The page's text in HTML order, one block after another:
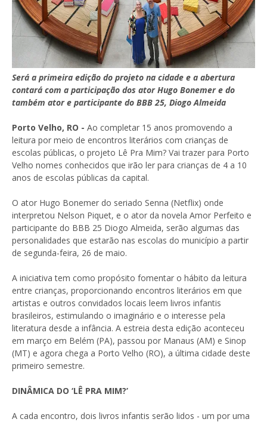
Será a primeira edição do projeto na cidade e a abertura
contará com a participação dos ator Hugo Bonemer e do
também ator e participante do BBB 25, Diogo Almeida
Porto Velho, RO - Ao completar 15 anos promovendo a
leitura por meio de encontros literários com crianças de
escolas públicas, o projeto Lê Pra Mim? Vai trazer para Porto
Velho nomes conhecidos que irão ler para crianças de 4 a 10
anos de escolas públicas da capital.
O ator Hugo Bonemer do seriado Senna (Netflix) onde
interpretou Nelson Piquet, e o ator da novela Amor Perfeito e
participante do BBB 25 Diogo Almeida, serão algumas das
personalidades que estarão nas escolas do município a partir
de segunda-feira, 26 de maio.
A iniciativa tem como propósito fomentar o hábito da leitura
entre crianças, proporcionando encontros literários em que
artistas e outros convidados locais leem livros infantis
brasileiros, estimulando o imaginário e o interesse pela
literatura desde a infância. A estreia desta edição aconteceu
em março em Belém (PA), passou por Manaus (AM) e Sinop
(MT) e agora chega a Porto Velho (RO), a última cidade deste
primeiro semestre.
DINÂMICA DO ‘LÊ PRA MIM?’
A cada encontro, dois livros infantis serão lidos - um por uma